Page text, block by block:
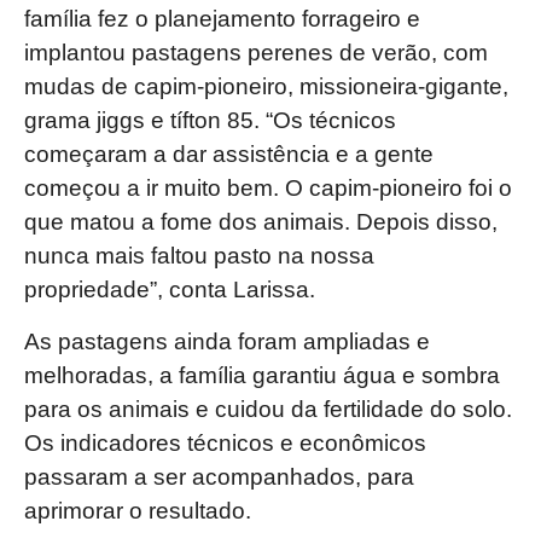
família fez o planejamento forrageiro e
implantou pastagens perenes de verão, com
mudas de capim-pioneiro, missioneira-gigante,
grama jiggs e tífton 85. “Os técnicos
começaram a dar assistência e a gente
começou a ir muito bem. O capim-pioneiro foi o
que matou a fome dos animais. Depois disso,
nunca mais faltou pasto na nossa
propriedade”, conta Larissa.
As pastagens ainda foram ampliadas e
melhoradas, a família garantiu água e sombra
para os animais e cuidou da fertilidade do solo.
Os indicadores técnicos e econômicos
passaram a ser acompanhados, para
aprimorar o resultado.